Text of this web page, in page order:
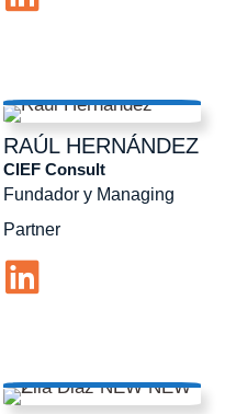
RAÚLHERNÁNDEZ
Fundador y Managing
Partner
CIEF Consult